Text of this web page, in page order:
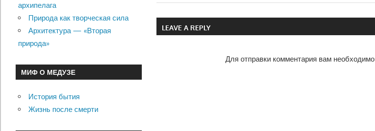
Навигация
по
Post:
LEAVE A REPLY
Для отправки комментария вам необходимо
архипелага
Природа как творческая сила
Архитектура — «Вторая
природа»
МИФ О МЕДУЗЕ
История бытия
Жизнь после смерти